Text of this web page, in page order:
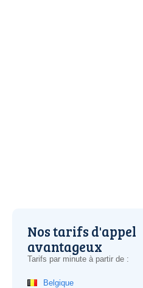
Nos tarifs d'appel
avantageux
Tarifs par minute à partir de :
Belgique